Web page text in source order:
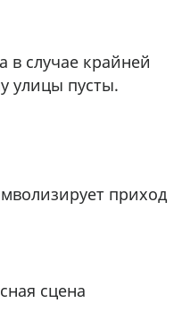
в случае крайней
улицы пусты.
приход
сцена